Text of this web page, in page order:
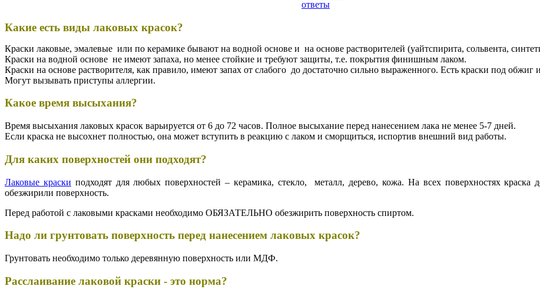
Какие есть виды лаковых красок?
Краски лаковые, эмалевые или по керамике бывают на водной основе и на основе растворителей (уайтспирита, сольвента,
Краски на водной основе не имеют запаха, но менее стойкие и требуют защиты, т.е. покрытия финишным лаком.
Краски на основе растворителя, как правило, имеют запах от слабого до достаточно сильно выраженного. Есть краски под обжиг
Могут вызывать приступы аллергии.
Какое время высыхания?
Время высыхания лаковых красок варьируется от 6 до 72 часов. Полное высыхание перед нанесением лака не менее 5-7 дней.
Если краска не высохнет полностью, она может вступить в реакцию с лаком и сморщиться, испортив внешний вид работы.
Для каких поверхностей они подходят?
Лаковые краски подходят для любых поверхностей – керамика, стекло, металл, дерево, кожа. На всех поверхностях
обезжирили поверхность.
Перед работой с лаковыми красками необходимо ОБЯЗАТЕЛЬНО обезжирить поверхность спиртом.
Надо ли грунтовать поверхность перед нанесением лаковых красок?
Грунтовать необходимо только деревянную поверхность или МДФ.
Расслаивание лаковой краски - это норма?